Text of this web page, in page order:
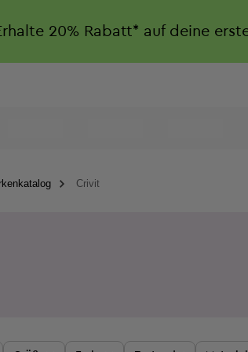
20% Rabatt* auf deine
Crivit